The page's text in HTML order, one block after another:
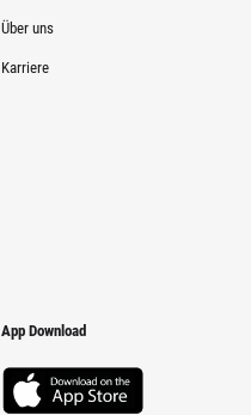
Über uns
Karriere
App Download